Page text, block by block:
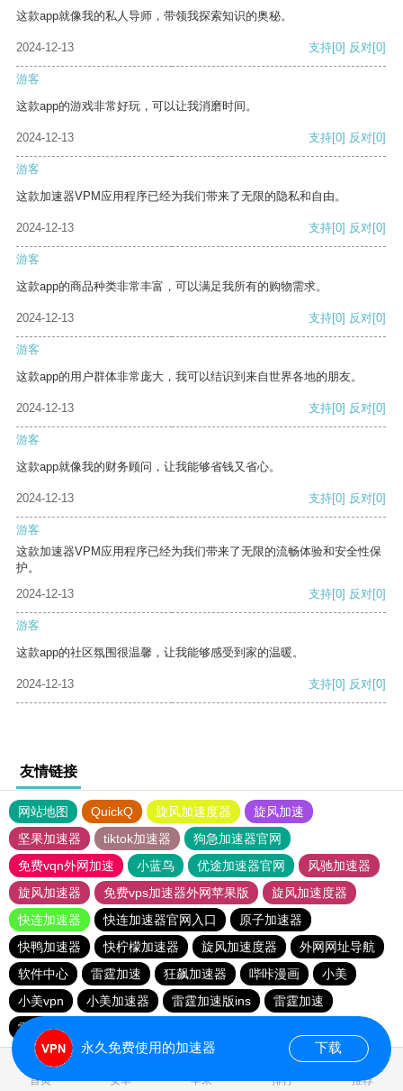
这款app就像我的私人导师，带领我探索知识的奥秘。
2024-12-13 支持[0] 反对[0]
游客
这款app的游戏非常好玩，可以让我消磨时间。
2024-12-13 支持[0] 反对[0]
游客
这款加速器VPM应用程序已经为我们带来了无限的隐私和自由。
2024-12-13 支持[0] 反对[0]
游客
这款app的商品种类非常丰富，可以满足我所有的购物需求。
2024-12-13 支持[0] 反对[0]
游客
这款app的用户群体非常庞大，我可以结识到来自世界各地的朋友。
2024-12-13 支持[0] 反对[0]
游客
这款app就像我的财务顾问，让我能够省钱又省心。
2024-12-13 支持[0] 反对[0]
游客
这款加速器VPM应用程序已经为我们带来了无限的流畅体验和安全性保
护。
2024-12-13
支持[0] 反对[0]
游客
这款app的社区氛围很温馨，让我能够感受到家的温暖。
2024-12-13 支持[0] 反对[0]
友情链接
网站地图 QuickQ 旋风加速度器
旋风加速
坚果加速器
tiktok加速器
狗急加速器官网
免费vqn外网加速
小蓝鸟 优途加速器官网
风驰加速器
旋风加速器
免费vps加速器外网苹果版
旋风加速度器
快连加速器
快连加速器官网入口
原子加速器
快鸭加速器
快柠檬加速器 旋风加速度器
外网网址导航
软件中心
雷霆加速 狂飙加速器 哔咔漫画
小美
小美vpn
小美加速器 雷霆加速版ins
雷霆加速
雷霆加速下载
首页 安卓 苹果 排行 推荐
永久免费使用的加速器 下载
0.025235s